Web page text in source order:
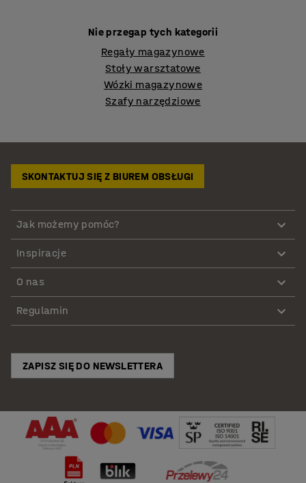
Nie przegap tych kategorii
Regały magazynowe
Stoły warsztatowe
Wózki magazynowe
Szafy narzędziowe
SKONTAKTUJ SIĘ Z BIUREM OBSŁUGI
Jak możemy pomóc?
Inspiracje
O nas
Regulamin
ZAPISZ SIĘ DO NEWSLETTERA